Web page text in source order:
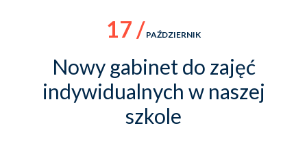
17 / PAŹDZIERNIK
Nowy gabinet do zajęć
indywidualnych w naszej
szkole